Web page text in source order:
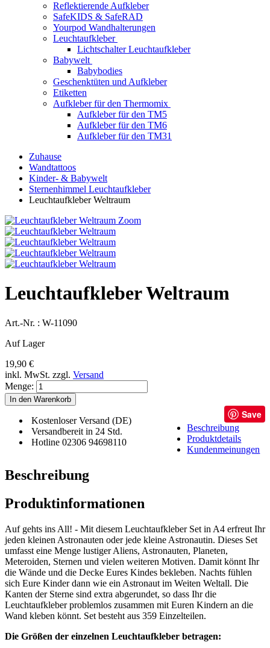
Reflektierende Aufkleber
SafeKIDS & SafeRAD
Yourpod Wandhalterungen
Leuchtaufkleber
Lichtschalter Leuchtaufkleber
Babywelt
Babybodies
Geschenktüten und Aufkleber
Etiketten
Aufkleber für den Thermomix
Aufkleber für den TM5
Aufkleber für den TM6
Aufkleber für den TM31
Zuhause
Wandtattoos
Kinder- & Babywelt
Sternenhimmel Leuchtaufkleber
Leuchtaufkleber Weltraum
Zoom
Leuchtaufkleber Weltraum
Art.-Nr. : W-11090
Auf Lager
19,90 €
inkl. MwSt. zzgl. Versand
Menge:
In den Warenkorb
Kostenloser Versand (DE)
Versandbereit in 24 Std.
Hotline 02306 94698110
Save
Beschreibung
Produktdetails
Kundenmeinungen
Beschreibung
Produktinformationen
Auf gehts ins All! - Mit diesem Leuchtaufkleber Set in A4 erfreut Ihr
jeden kleinen Astronauten oder jede kleine Astronautin. Dieses Set
umfasst eine Menge lustiger Aliens, Astronauten, Planeten,
Meteroiden, Sternen und vielen weiteren Motiven. Damit könnt Ihr
die Wände und die Decke Eures Kindes bekleben. Nachts fühlen
sich Eure Kinder dann wie ein Astronaut im Weiten Weltall. Die
Kanten der Sterne sind extra abgerundet, so dass Ihr die
Leuchtaufkleber problemlos zusammen mit Euren Kindern an die
Wand kleben könnt. Set besteht aus 359 Einzelteilen.
Die Größen der einzelnen Leuchtaufkleber betragen: